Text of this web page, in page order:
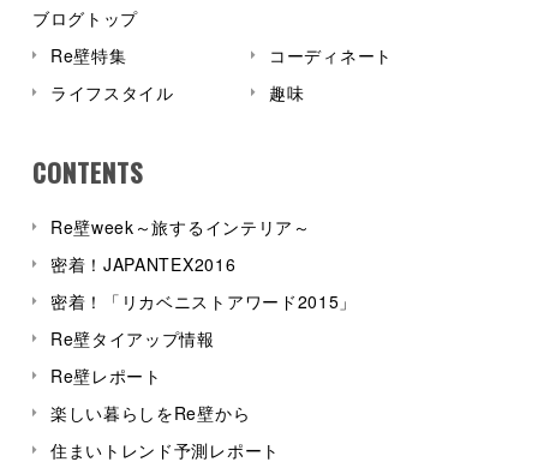
ブログトップ
Re壁特集
コーディネート
ライフスタイル
趣味
CONTENTS
Re壁week～旅するインテリア～
密着！JAPANTEX2016
密着！「リカベニストアワード2015」
Re壁タイアップ情報
Re壁レポート
楽しい暮らしをRe壁から
住まいトレンド予測レポート